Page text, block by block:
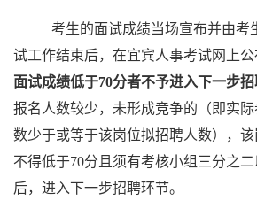
考生的面试成绩当场宣布并由考
试工作结束后，在宜宾人事考试网上公
面试成绩低于70分者不予进入下一步招
报名人数较少，未形成竞争的（即实
数少于或等于该岗位拟招聘人数），
不得低于70分且须有考核小组三分之
后，进入下一步招聘环节。